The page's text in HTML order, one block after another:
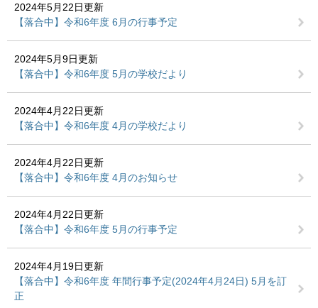
2024年5月22日更新
【落合中】令和6年度 6月の行事予定
2024年5月9日更新
【落合中】令和6年度 5月の学校だより
2024年4月22日更新
【落合中】令和6年度 4月の学校だより
2024年4月22日更新
【落合中】令和6年度 4月のお知らせ
2024年4月22日更新
【落合中】令和6年度 5月の行事予定
2024年4月19日更新
【落合中】令和6年度 年間行事予定(2024年4月24日) 5月を訂
正